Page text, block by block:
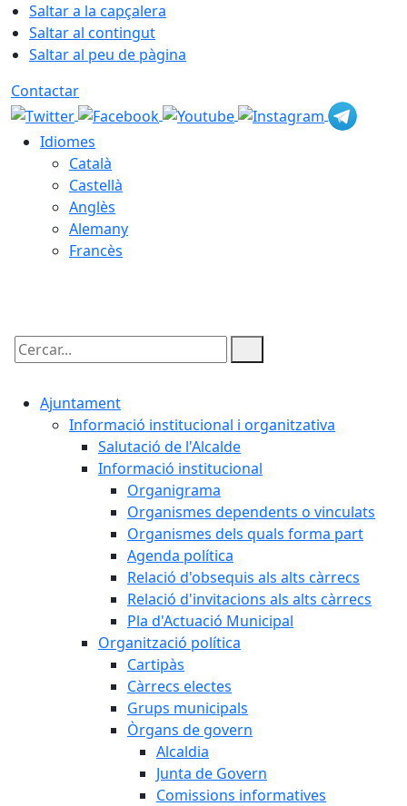
Saltar a la capçalera
Saltar al contingut
Saltar al peu de pàgina
Contactar
Idiomes
Català
Castellà
Anglès
Alemany
Francès
Cercar:
Ajuntament
Informació institucional i organitzativa
Salutació de l'Alcalde
Informació institucional
Organigrama
Organismes dependents o vinculats
Organismes dels quals forma part
Agenda política
Relació d'obsequis als alts càrrecs
Relació d'invitacions als alts càrrecs
Pla d'Actuació Municipal
Organització política
Cartipàs
Càrrecs electes
Grups municipals
Òrgans de govern
Alcaldia
Junta de Govern
Comissions informatives